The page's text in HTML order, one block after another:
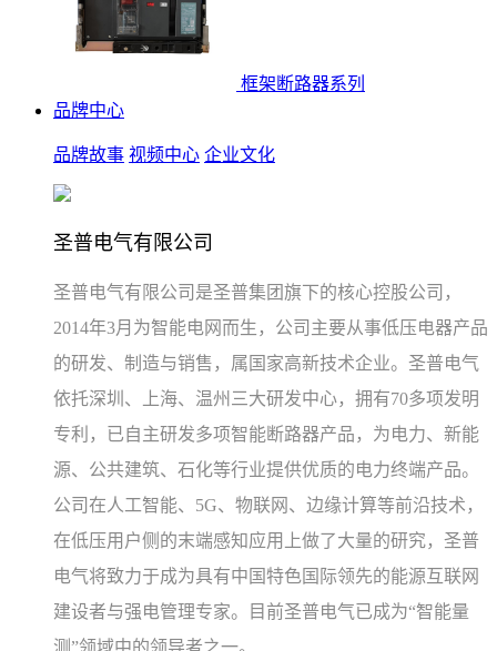
框架断路器系列
品牌中心
品牌故事 视频中心 企业文化
圣普电气有限公司
圣普电气有限公司是圣普集团旗下的核心控股公司，
2014年3月为智能电网而生，公司主要从事低压电器产品
的研发、制造与销售，属国家高新技术企业。圣普电气
依托深圳、上海、温州三大研发中心，拥有70多项发明
专利，已自主研发多项智能断路器产品，为电力、新能
源、公共建筑、石化等行业提供优质的电力终端产品。
公司在人工智能、5G、物联网、边缘计算等前沿技术，
在低压用户侧的末端感知应用上做了大量的研究，圣普
电气将致力于成为具有中国特色国际领先的能源互联网
建设者与强电管理专家。目前圣普电气已成为“智能量
测”领域中的领导者之一。